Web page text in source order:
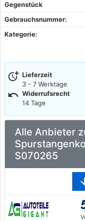
Gegenstück
Gebrauchsnummer:
Kategorie:
more_time Lieferzeit
3 - 7 Werktage
undo Widerrufsrecht
14 Tage
Alle Anbieter
S070265